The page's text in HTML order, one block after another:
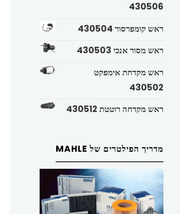
430506
ראש קומפרסור 430504
ראש מסור אנכי 430503
ראש מקדחת אימפקט
430502
ראש מקדחה רוטטת 430512
מדריך הפילטרים של MAHLE